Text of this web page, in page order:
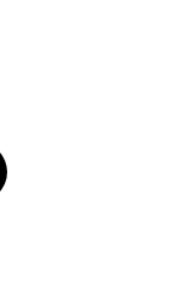
on Print